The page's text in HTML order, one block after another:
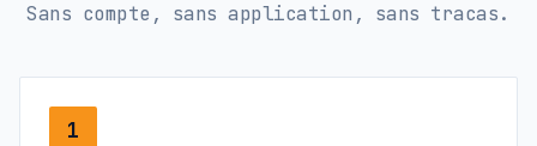
Sans compte, sans application, sans tracas.
1